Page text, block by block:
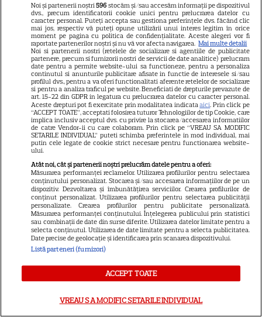
ŞTIRI
29
VEDETE ROMÂNEŞTI
Cine este Cosmin Curticăpean,
soțul Laurei Cosoi. Afaceri,
vârstă și povestea de iubire
care durează de peste 10 ani
VEDETE STRĂINE
O mai ții minte pe mama lui
Stifler din „American Pie”?
Jennifer Coolidge, la 64 de ani,
regretă și astăzi
VEDETE ROMÂNEŞTI
Noi și partenerii noștri596 stocăm și/sau accesăm informații pe dispozitivul
dvs., precum identificatorii cookie unici pentru prelucrarea datelor cu
caracter personal. Puteți accepta sau gestiona preferințele dvs. făcând clic
mai jos, respectiv vă puteți opune utilizării unui interes legitim în orice
moment pe pagina cu politica de confidențialitate. Aceste alegeri vor fi
raportate partenerilor noștri și nu vă vor afecta navigarea. Mai multe detalii
Noi si partenerii nostri (retelele de socializare si agentiile de publicitate
partenere, precum si furnizorii nostri de servicii de date analitice) prelucram
date pentru a permite website-ului sa functioneze, pentru a personaliza
continutul si anunturile publicitare afisate in functie de interesele si/sau
profilul dvs., pentru a va oferi functionalitati aferente retelelor de socializare
si pentru a analiza traficul pe website. Beneficiati de drepturile prevazute de
art. 15-22 din GDPR in legatura cu prelucrarea datelor cu caracter personal.
Aceste drepturi pot fi exercitate prin modalitatea indicataaici. Prin click pe
“ACCEPT TOATE”, acceptati folosirea tuturor Tehnologiilor de tip Cookie, care
implica inclusiv acceptul dvs. cu privire la stocarea/accesarea informatiilor
de catre Vendor-ii cu care colaboram. Prin click pe “VREAU SA MODIFIC
SETARILE INDIVIDUAL” puteti schimba preferintele in mod individual, mai
putin cele legate de cookie strict necesare pentru functionarea website-
ului.
Atât noi, cât și partenerii noștri prelucrăm datele pentru a oferi:
Măsurarea performanței reclamelor. Utilizarea profilurilor pentru selectarea
conținutului personalizat. Stocarea și/sau accesarea informațiilor de pe un
dispozitiv. Dezvoltarea și îmbunătățirea serviciilor. Crearea profilurilor de
conținut personalizat. Utilizarea profilurilor pentru selectarea publicității
personalizate. Crearea profilurilor pentru publicitate personalizată.
Măsurarea performanței conținutului. Înțelegerea publicului prin statistici
sau combinații de date din surse diferite. Utilizarea datelor limitate pentru a
selecta conținutul. Utilizarea de date limitate pentru a selecta publicitatea.
Date precise de geolocație și identificarea prin scanarea dispozitivului.
Listă parteneri (furnizori)
ACCEPT TOATE
VREAU SA MODIFIC SETARILE INDIVIDUAL